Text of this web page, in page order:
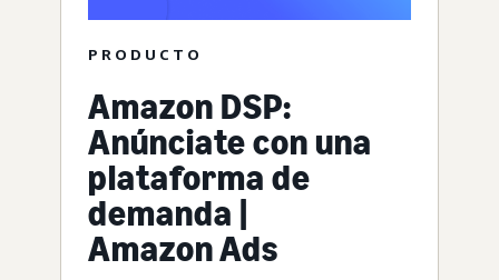
PRODUCTO
Amazon DSP:
Anúnciate con una
plataforma de
demanda |
Amazon Ads